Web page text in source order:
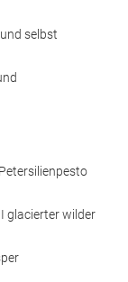
selbst
glacierter wilder